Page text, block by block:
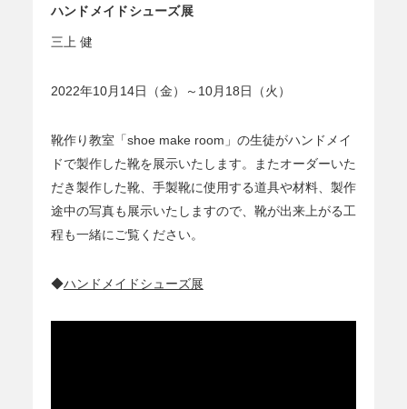
ハンドメイドシューズ展
三上 健
2022年10月14日（金）～10月18日（火）
靴作り教室「shoe make room」の生徒がハンドメイ
ドで製作した靴を展示いたします。またオーダーいた
だき製作した靴、手製靴に使用する道具や材料、製作
途中の写真も展示いたしますので、靴が出来上がる工
程も一緒にご覧ください。
◆ハンドメイドシューズ展